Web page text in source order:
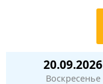
20.09.2026
Воскресенье